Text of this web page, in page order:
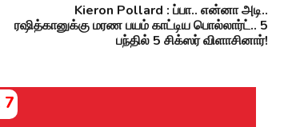
Kieron Pollard : ப்பா.. என்னா அடி..
ரஷித்கானுக்கு மரண பயம் காட்டிய பொல்லார்ட்.. 5
பந்தில் 5 சிக்ஸர் விளாசினார்!
7